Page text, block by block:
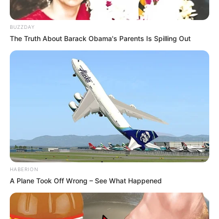
Aprenda a fazer caixas com
garrafas PET- Recicle
BUZZDAY
The Truth About Barack Obama's Parents Is Spilling Out
HABERION
A Plane Took Off Wrong – See What Happened